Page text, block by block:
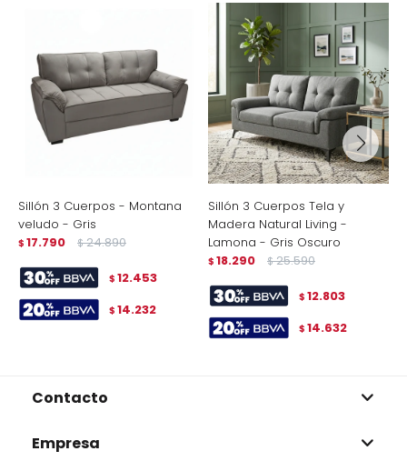
Sillón 3 Cuerpos - Montana
veludo - Gris
$ 17.790 $ 24.890
$ 12.453
$ 14.232
Sillón 3 Cuerpos Tela y
Madera Natural Living -
Lamona - Gris Oscuro
$ 18.290 $ 25.590
$ 12.803
$ 14.632
Contacto
Empresa